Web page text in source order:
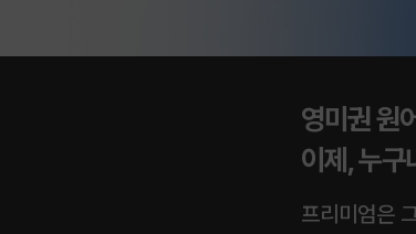
영미권 원
이제, 누구
프리미엄은